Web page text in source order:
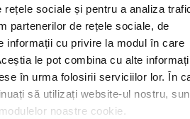
rețele sociale și pentru a analiza
partenerilor de rețele sociale, de
informații cu privire la modul în care
le pot combina cu alte
în urma folosirii serviciilor lor. În
să utilizați website-ul nostru,
noastre cookie.
SALOU
SAN CLEMENTE
SEGOVIA
SEVILLA
SAN SEBASTIAN
SANTANDER
SANTIAGO DE
COMPOSTELA